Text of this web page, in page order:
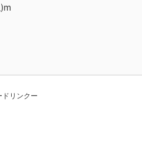
ドリンクー